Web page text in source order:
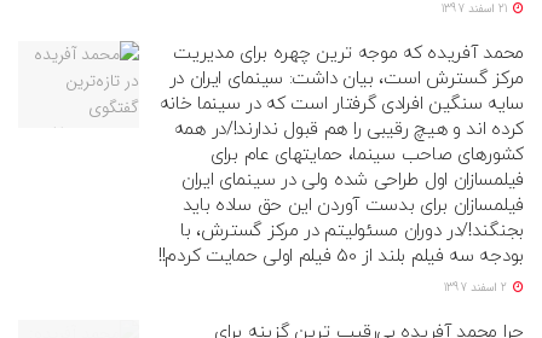
محمد آفریده که موجه ترین چهره برای مدیریت
مرکز گسترش است، بیان داشت: سینمای ایران در
سایه سنگین افرادی گرفتار است که در سینما خانه
کرده اند و هیچ رقیبی را هم قبول ندارند!/در همه
کشورهای صاحب سینما، حمایتهای عام برای
فیلمسازان اول طراحی شده ولی در سینمای ایران
فیلمسازان برای بدست آوردن این حق ساده باید
بجنگند!/در دوران مسئولیتم در مرکز گسترش، با
بودجه سه فیلم بلند از 50 فیلم اولی حمایت کردم!!
چرا محمد آفریده بی‌رقیب ترین گزینه برای